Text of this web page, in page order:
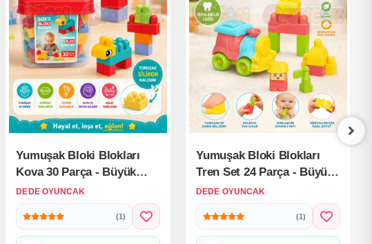
Yumuşak Bloki Blokları
Kova 30 Parça - Büyük
Yumuşak Bloklar - Büyük
Soft Lego Oyuncakları
DEDE OYUNCAK
(1)
Yumuşak Bloki Blokları
Tren Set 24 Parça - Büyük
Yumuşak Bloklar - Büyük
Soft Lego Oyuncakları
DEDE OYUNCAK
(1)